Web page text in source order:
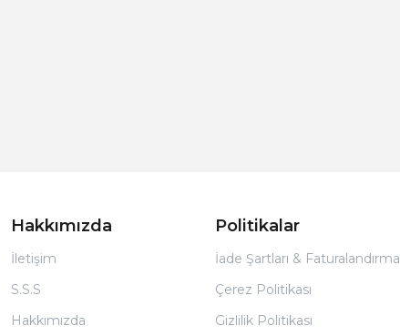
Hakkımızda
İletişim
S.S.S
Hakkımızda
Politikalar
İade Şartları & Faturalandırma
Çerez Politikası
Gizlilik Politikası